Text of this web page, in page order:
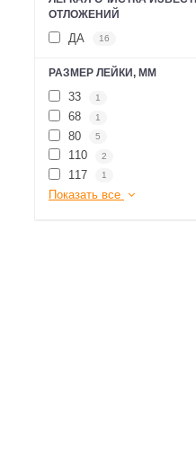
ОТЛОЖЕНИЙ
ДА 16
РАЗМЕР ЛЕЙКИ, ММ
33 1
68 1
80 5
110 2
117 1
Показать все